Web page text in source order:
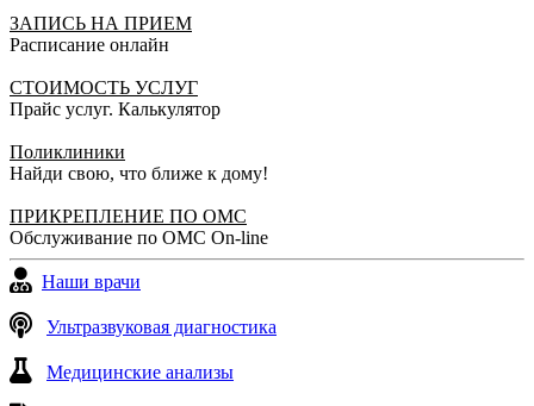
ситуацию. Очень понравилось отношение. Спасибо
огромное
Больше бы таких отзывчивых и хороших врачей!
Профессионал своего дела!
Юлия, 09.10.2019
ЗАПИСЬ НА ПРИЕМ
Расписание онлайн
СТОИМОСТЬ УСЛУГ
Прайс услуг. Калькулятор
Поликлиники
Найди свою, что ближе к дому!
ПРИКРЕПЛЕНИЕ ПО ОМС
Обслуживание по ОМС On-line
Наши врачи
Ультразвуковая диагностика
Медицинские анализы